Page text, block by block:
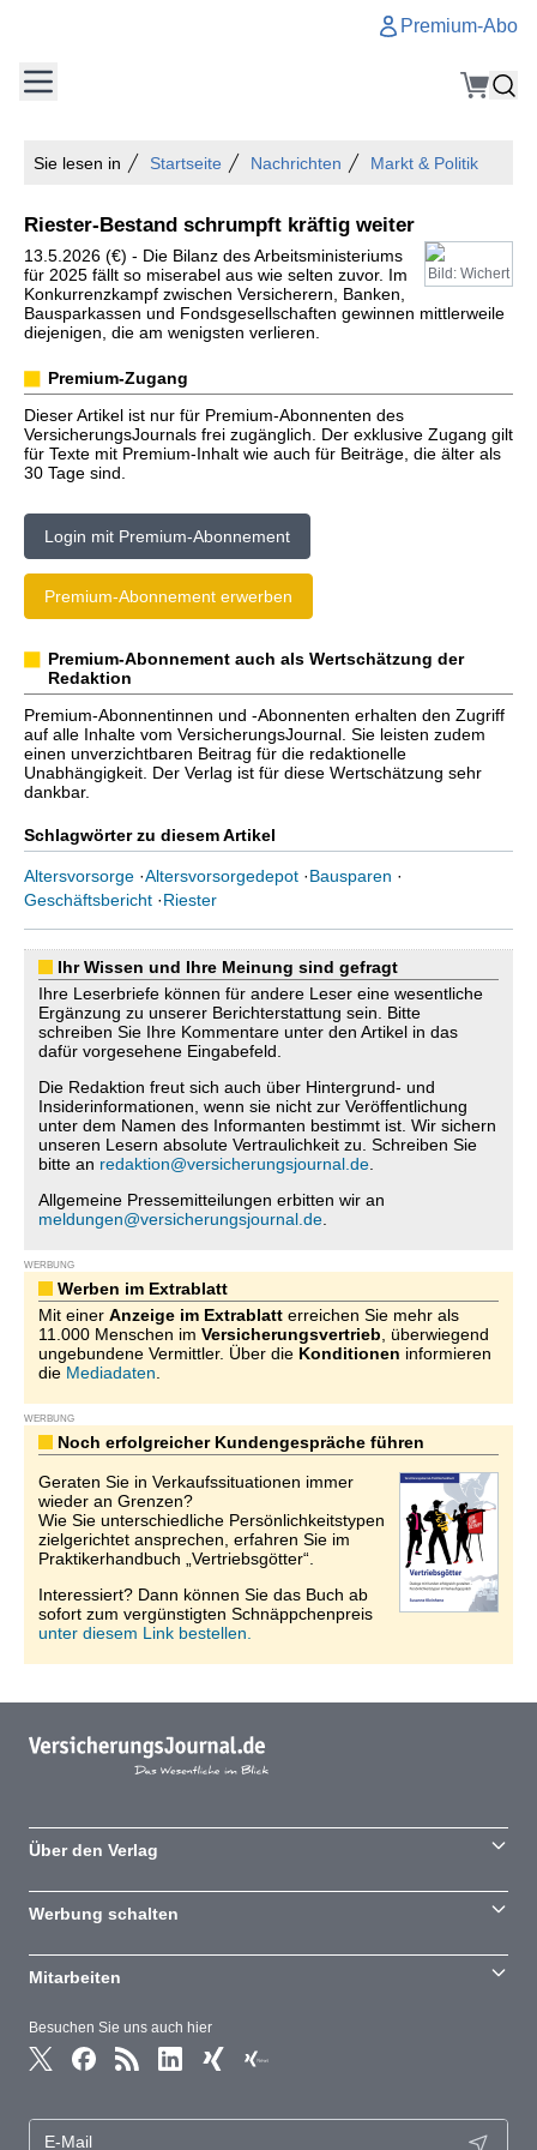
Premium-Abo
Sie lesen in Startseite Nachrichten Markt & Politik
Riester-Bestand schrumpft kräftig weiter
Bild: Wichert
13.5.2026 (€) - Die Bilanz des Arbeitsministeriums
für 2025 fällt so miserabel aus wie selten zuvor. Im
Konkurrenzkampf zwischen Versicherern, Banken,
Bausparkassen und Fondsgesellschaften gewinnen mittlerweile
diejenigen, die am wenigsten verlieren.
Premium-Zugang
Dieser Artikel ist nur für Premium-Abonnenten des
VersicherungsJournals frei zugänglich. Der exklusive Zugang gilt
für Texte mit Premium-Inhalt wie auch für Beiträge, die älter als
30 Tage sind.
Login mit Premium-Abonnement
Premium-Abonnement erwerben
Premium-Abonnement auch als Wertschätzung der
Redaktion
Premium-Abonnentinnen und -Abonnenten erhalten den Zugriff
auf alle Inhalte vom VersicherungsJournal. Sie leisten zudem
einen unverzichtbaren Beitrag für die redaktionelle
Unabhängigkeit. Der Verlag ist für diese Wertschätzung sehr
dankbar.
Schlagwörter zu diesem Artikel
Altersvorsorge ·Altersvorsorgedepot ·Bausparen ·
Geschäftsbericht ·Riester
Ihr Wissen und Ihre Meinung sind gefragt
Ihre Leserbriefe können für andere Leser eine wesentliche
Ergänzung zu unserer Berichterstattung sein. Bitte
schreiben Sie Ihre Kommentare unter den Artikel in das
dafür vorgesehene Eingabefeld.
Die Redaktion freut sich auch über Hintergrund- und
Insiderinformationen, wenn sie nicht zur Veröffentlichung
unter dem Namen des Informanten bestimmt ist. Wir sichern
unseren Lesern absolute Vertraulichkeit zu. Schreiben Sie
bitte an redaktion@versicherungsjournal.de
Allgemeine Pressemitteilungen erbitten wir an
meldungen@versicherungsjournal.de
WERBUNG
Werben im Extrablatt
Mit einer Anzeige im Extrablatt erreichen Sie mehr als
11.000 Menschen im Versicherungsvertrieb , überwiegend
ungebundene Vermittler. Über die Konditionen informieren
die Mediadaten
WERBUNG
Noch erfolgreicher Kundengespräche führen
Geraten Sie in Verkaufssituationen immer
wieder an Grenzen?
Wie Sie unterschiedliche Persönlichkeitstypen
zielgerichtet ansprechen, erfahren Sie im
Praktikerhandbuch „Vertriebsgötter“.
Interessiert? Dann können Sie das Buch ab
sofort zum vergünstigten Schnäppchenpreis
unter diesem Link bestellen.
Besuchen Sie uns auch hier
Über den Verlag
Werbung schalten
Mitarbeiten